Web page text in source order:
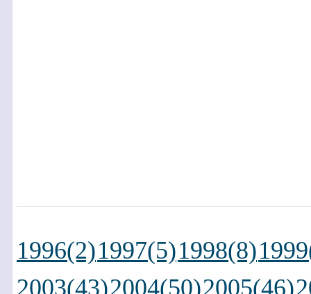
1996(2)1997(5)1998(8)
2003(43)2004(50)2005(46)